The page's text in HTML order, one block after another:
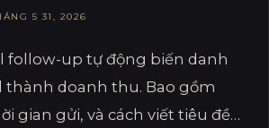
5 31, 2026
follow-up tự động biến danh
thành doanh thu. Bao gồm
gian gửi, và cách viết tiêu đề